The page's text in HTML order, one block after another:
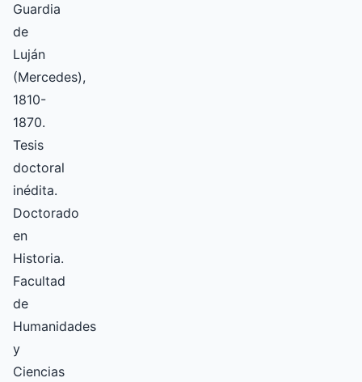
Guardia
de
Luján
(Mercedes),
1810-
1870.
Tesis
doctoral
inédita.
Doctorado
en
Historia.
Facultad
de
Humanidades
y
Ciencias